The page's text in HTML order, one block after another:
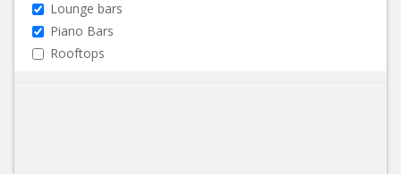
Lounge bars
Piano Bars
Rooftops